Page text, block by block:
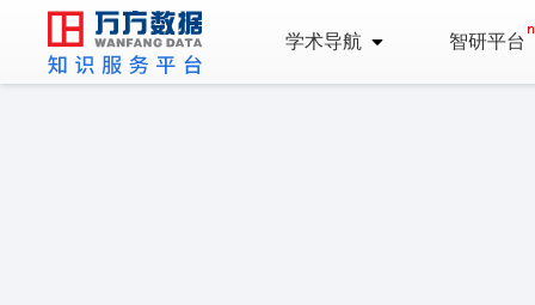
学术导航 智研平台